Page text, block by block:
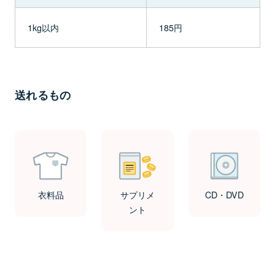
1kg以内 185円
送れるもの
衣料品
サプリメ
ント
CD・DVD